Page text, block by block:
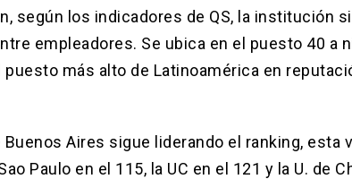
según los indicadores de QS, la institución
empleadores. Se ubica en el puesto 40 a
más alto de Latinoamérica en
Aires sigue liderando el ranking, esta
Paulo en el 115, la UC en el 121 y la U. de